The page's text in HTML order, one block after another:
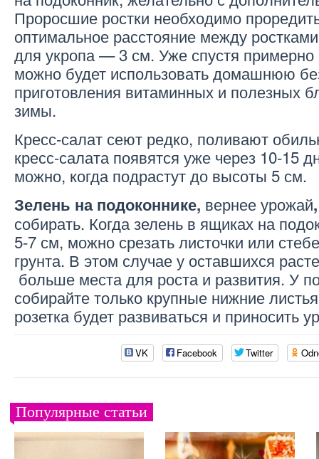
Проросшие ростки необходимо
оптимальное расстояние между
для укропа — 3 см. Уже спустя
можно будет использовать домашнюю
приготовления витаминных и полезных
зимы.
Кресс-салат сеют редко, поливают
кресс-салата появятся уже через 10-15
можно, когда подрастут до высоты 5 см.
Зелень на подоконнике, вернее урожай
собирать. Когда зелень в ящиках на
5-7 см, можно срезать листочки или
грунта. В этом случае у оставшихся
больше места для роста и развития. У
собирайте только крупные нижние
розетка будет развиваться и приносить
VK Facebook Twitter
Популярные статьи